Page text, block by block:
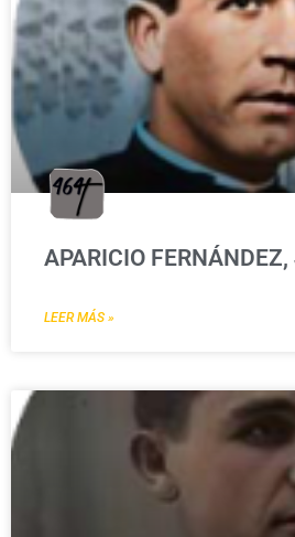
APARICIO FERNÁNDEZ,
LEER MÁS »